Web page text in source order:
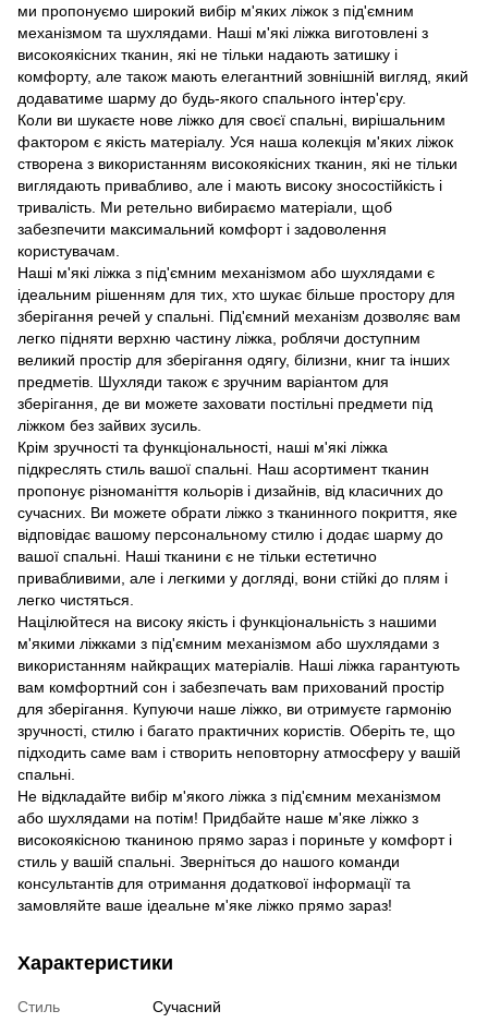
ми пропонуємо широкий вибір м'яких ліжок з під'ємним
механізмом та шухлядами. Наші м'які ліжка виготовлені з
високоякісних тканин, які не тільки надають затишку і
комфорту, але також мають елегантний зовнішній вигляд, який
додаватиме шарму до будь-якого спального інтер'єру.
Коли ви шукаєте нове ліжко для своєї спальні, вирішальним
фактором є якість матеріалу. Уся наша колекція м'яких ліжок
створена з використанням високоякісних тканин, які не тільки
виглядають привабливо, але і мають високу зносостійкість і
тривалість. Ми ретельно вибираємо матеріали, щоб
забезпечити максимальний комфорт і задоволення
користувачам.
Наші м'які ліжка з під'ємним механізмом або шухлядами є
ідеальним рішенням для тих, хто шукає більше простору для
зберігання речей у спальні. Під'ємний механізм дозволяє вам
легко підняти верхню частину ліжка, роблячи доступним
великий простір для зберігання одягу, білизни, книг та інших
предметів. Шухляди також є зручним варіантом для
зберігання, де ви можете заховати постільні предмети під
ліжком без зайвих зусиль.
Крім зручності та функціональності, наші м'які ліжка
підкреслять стиль вашої спальні. Наш асортимент тканин
пропонує різноманіття кольорів і дизайнів, від класичних до
сучасних. Ви можете обрати ліжко з тканинного покриття, яке
відповідає вашому персональному стилю і додає шарму до
вашої спальні. Наші тканини є не тільки естетично
привабливими, але і легкими у догляді, вони стійкі до плям і
легко чистяться.
Націлюйтеся на високу якість і функціональність з нашими
м'якими ліжками з під'ємним механізмом або шухлядами з
використанням найкращих матеріалів. Наші ліжка гарантують
вам комфортний сон і забезпечать вам прихований простір
для зберігання. Купуючи наше ліжко, ви отримуєте гармонію
зручності, стилю і багато практичних користів. Оберіть те, що
підходить саме вам і створить неповторну атмосферу у вашій
спальні.
Не відкладайте вибір м'якого ліжка з під'ємним механізмом
або шухлядами на потім! Придбайте наше м'яке ліжко з
високоякісною тканиною прямо зараз і пориньте у комфорт і
стиль у вашій спальні. Зверніться до нашого команди
консультантів для отримання додаткової інформації та
замовляйте ваше ідеальне м'яке ліжко прямо зараз!
Характеристики
Стиль Сучасний